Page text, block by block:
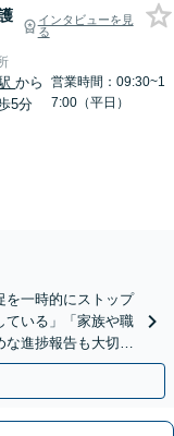
インタビューを見
る
から
5分
営業時間：09:30~1
7:00（平日）
を一時的にストップ
ている」「家族や職
な進捗報告も大切に